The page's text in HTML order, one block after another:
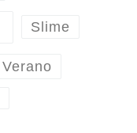
Slime
Verano